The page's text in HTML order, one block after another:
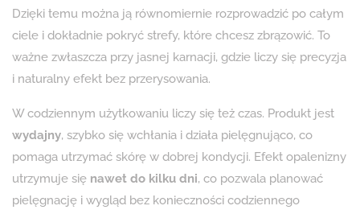
Dzięki temu można ją równomiernie rozprowadzić po całym
ciele i dokładnie pokryć strefy, które chcesz zbrązowić. To
ważne zwłaszcza przy jasnej karnacji, gdzie liczy się precyzja
i naturalny efekt bez przerysowania.
W codziennym użytkowaniu liczy się też czas. Produkt jest
wydajny, szybko się wchłania i działa pielęgnująco, co
pomaga utrzymać skórę w dobrej kondycji. Efekt opalenizny
utrzymuje się nawet do kilku dni, co pozwala planować
pielęgnację i wygląd bez konieczności codziennego